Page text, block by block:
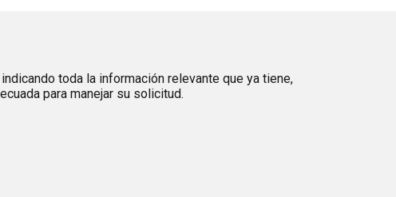
toda la información relevante que ya tiene,
para manejar su solicitud.